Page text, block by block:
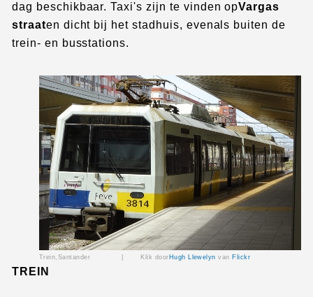
dag beschikbaar. Taxi's zijn te vinden opVargas
straaten dicht bij het stadhuis, evenals buiten de
trein- en busstations.
Trein, Santander Klik door Hugh Llewelyn van Flickr
TREIN